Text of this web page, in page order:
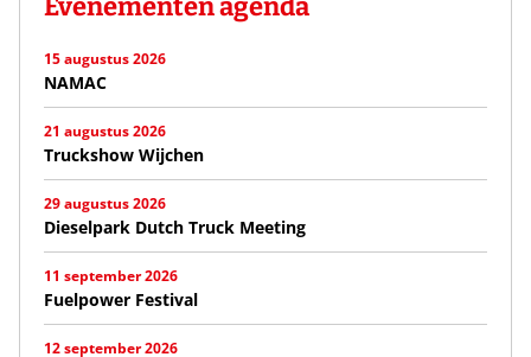
15 augustus 2026
NAMAC
21 augustus 2026
Truckshow Wijchen
29 augustus 2026
Dieselpark Dutch Truck Meeting
11 september 2026
Fuelpower Festival
12 september 2026